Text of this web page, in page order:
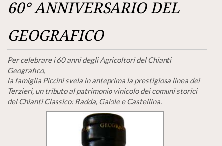
60° ANNIVERSARIO DEL
GEOGRAFICO
Per celebrare i 60 anni degli Agricoltori del Chianti
Geografico,
la famiglia Piccini svela in anteprima la prestigiosa linea dei
Terzieri, un tributo al patrimonio vinicolo dei comuni storici
del Chianti Classico: Radda, Gaiole e Castellina.